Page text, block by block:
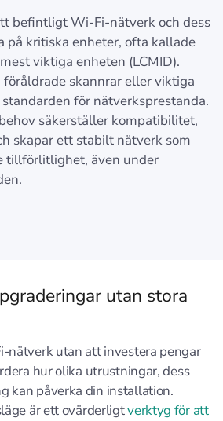
befintligt Wi-Fi-nätverk och dess
på kritiska enheter, ofta kallade
viktiga enheten (LCMID).
föråldrade skannrar eller viktiga
för nätverksprestanda.
säkerställer kompatibilitet,
skapar ett stabilt nätverk som
tillförlitlighet, även under
utan stora
nätverk utan att investera pengar
hur olika utrustningar, dess
kan påverka din installation.
är ett ovärderligtverktyg för att